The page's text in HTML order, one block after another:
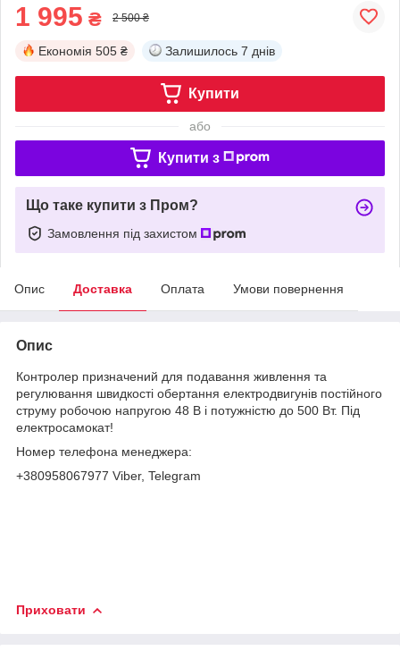
1 995 ₴ 2 500 ₴
Економія 505 ₴ Залишилось 7 днів
Купити
або
Купити з
Що таке купити з Пром?
Замовлення під захистом
Опис Доставка Оплата Умови повернення
Опис
Контролер призначений для подавання живлення та
регулювання швидкості обертання електродвигунів постійного
струму робочою напругою 48 В і потужністю до 500 Вт. Під
електросамокат!
Номер телефона менеджера:
+380958067977 Viber, Telegram
Приховати